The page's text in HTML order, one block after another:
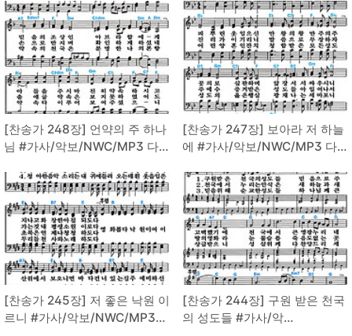
[찬송가 248장] 언약의 주 하나
님 #가사/악보/NWC/MP3 다
[찬송가 247장] 보아라 저 하늘
에 #가사/악보/NWC/MP3 다
[찬송가 245장] 저 좋은 낙원 이
르니 #가사/악보/NWC/MP3
[찬송가 244장] 구원 받은 천국
의 성도들 #가사/악